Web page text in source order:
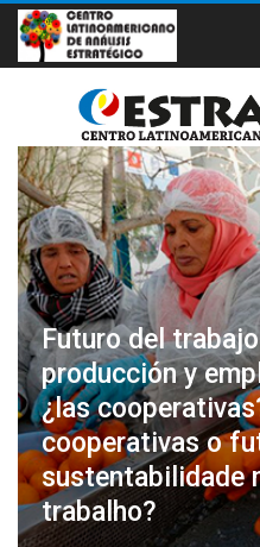
Futuro del
producción y
¿las
cooperativas o
sustentabilidade
trabalho?